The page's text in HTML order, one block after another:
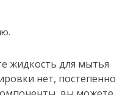
жидкость для мытья
нет, постепенно